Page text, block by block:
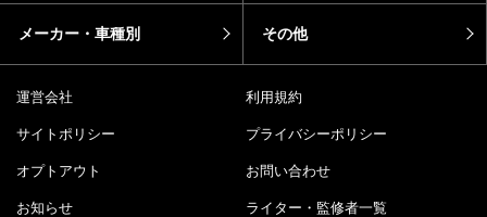
メーカー・車種別 その他
運営会社 利用規約
サイトポリシー プライバシーポリシー
オプトアウト お問い合わせ
お知らせ ライター・監修者一覧